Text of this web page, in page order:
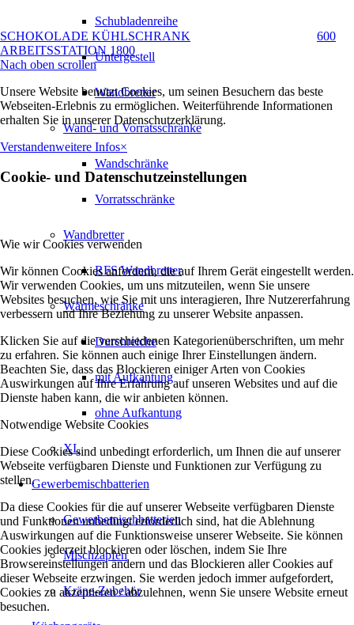
Schubladenreihe
Untergestell
Wandbretter
Wand- und Vorratsschränke
Wandschränke
Vorratsschränke
Wandbretter
RFS Wandbretter
Wärmeschränke
Durchreiche
mit Aufkantung
ohne Aufkantung
XL
Gewerbemischbatterien
Gewerbemischbatterien
Mischzapfen
Kräne-Zubehör
SCHOKOLADE KÜHLSCHRANK
600
ARBEITSSTATION 1800
Nach oben scrollen
Unsere Website benutzt Cookies, um seinen Besuchern das beste
Webseiten-Erlebnis zu ermöglichen. Weiterführende Informationen
erhalten Sie in unserer Datenschutzerklärung.
Verstandenweitere Infos×
Cookie- und Datenschutzeinstellungen
Wie wir Cookies verwenden
Wir können Cookies anfordern, die auf Ihrem Gerät eingestellt werden.
Wir verwenden Cookies, um uns mitzuteilen, wenn Sie unsere
Websites besuchen, wie Sie mit uns interagieren, Ihre Nutzererfahrung
verbessern und Ihre Beziehung zu unserer Website anpassen.
Klicken Sie auf die verschiedenen Kategorienüberschriften, um mehr
zu erfahren. Sie können auch einige Ihrer Einstellungen ändern.
Beachten Sie, dass das Blockieren einiger Arten von Cookies
Auswirkungen auf Ihre Erfahrung auf unseren Websites und auf die
Dienste haben kann, die wir anbieten können.
Notwendige Website Cookies
Diese Cookies sind unbedingt erforderlich, um Ihnen die auf unserer
Webseite verfügbaren Dienste und Funktionen zur Verfügung zu
stellen.
Da diese Cookies für die auf unserer Webseite verfügbaren Dienste
und Funktionen unbedingt erforderlich sind, hat die Ablehnung
Auswirkungen auf die Funktionsweise unserer Webseite. Sie können
Cookies jederzeit blockieren oder löschen, indem Sie Ihre
Browsereinstellungen ändern und das Blockieren aller Cookies auf
dieser Webseite erzwingen. Sie werden jedoch immer aufgefordert,
Cookies zu akzeptieren / abzulehnen, wenn Sie unsere Website erneut
besuchen.